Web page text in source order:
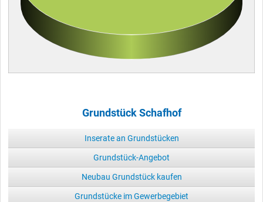
Grundstück Schafhof
Inserate an Grundstücken
Grundstück-Angebot
Neubau Grundstück kaufen
Grundstücke im Gewerbegebiet